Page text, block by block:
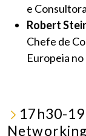
e
Robert
Chefe de
Europeia no
17h30-
Networking